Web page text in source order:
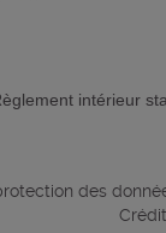
intérieur
des